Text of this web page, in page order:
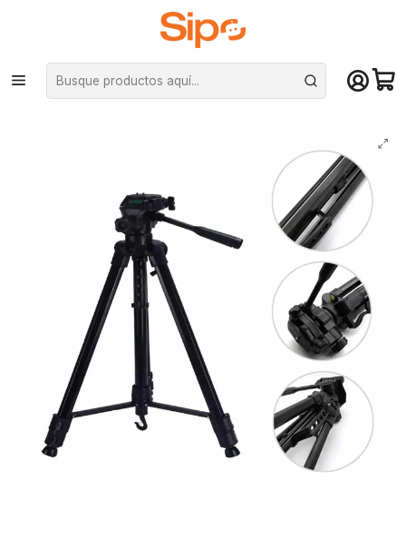
¡Compra hasta mediodía y recibe hoy! De lunes a sábado en el gran
Santiago. Envío gratis desde $29.990
Inicio Otras categorías Trípodes
Trípode Profesional de aluminio 360 Camcorder